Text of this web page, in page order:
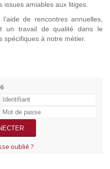
amiables aux litiges.
de rencontres annuelles,
un travail de qualité dans le
spécifiques à notre métier.
oublié ?